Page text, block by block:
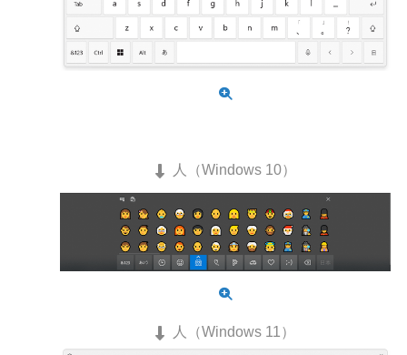
人（Windows 10）
人（Windows 11）